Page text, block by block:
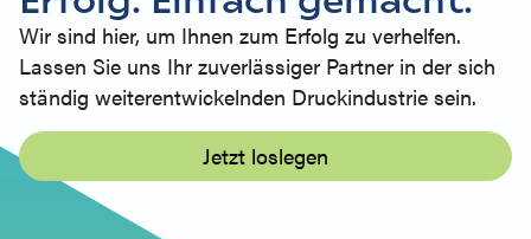
Wir sind hier, um Ihnen zum Erfolg zu verhelfen.
Lassen Sie uns Ihr zuverlässiger Partner in der sich
ständig weiterentwickelnden Druckindustrie sein.
Jetzt loslegen